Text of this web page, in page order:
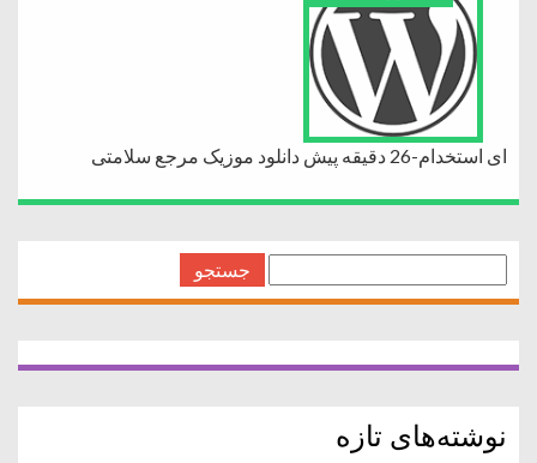
ای استخدام-26 دقیقه پیش دانلود موزیک مرجع سلامتی
برای:
نوشته‌های تازه